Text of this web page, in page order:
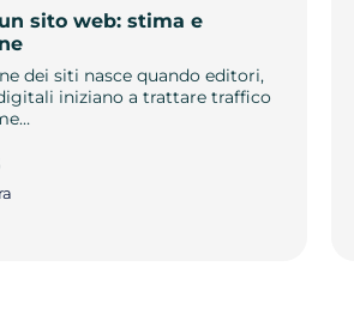
sito web: stima e
dei siti nasce quando editori,
iniziano a trattare traffico